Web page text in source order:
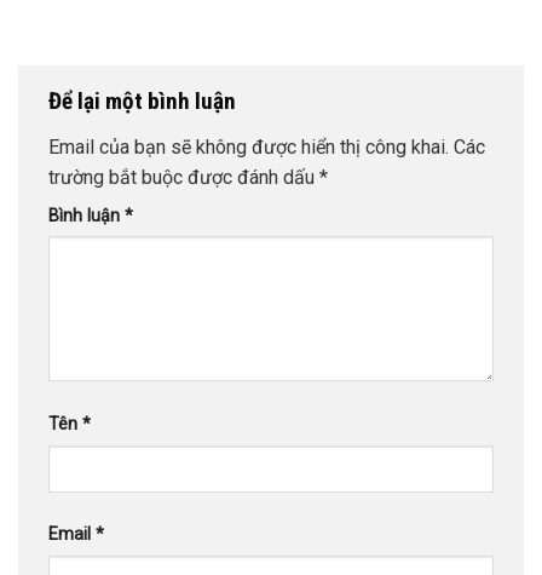
Để lại một bình luận
Email của bạn sẽ không được hiển thị công khai. Các
trường bắt buộc được đánh dấu *
Bình luận *
Tên *
Email *